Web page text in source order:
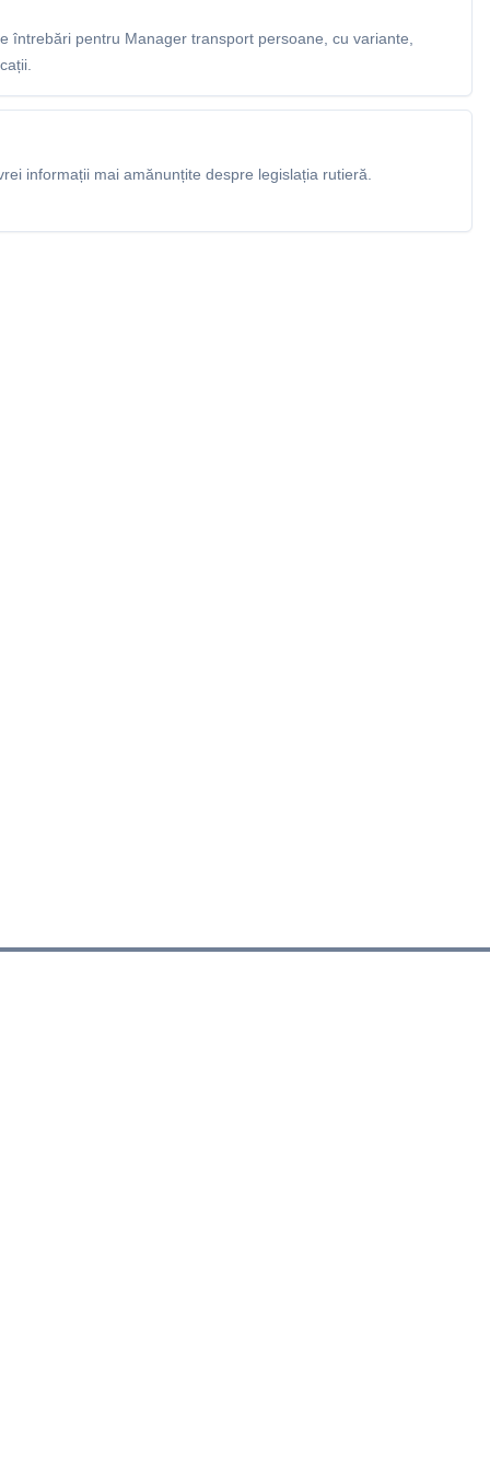
întrebări pentru Manager transport persoane, cu variante,
informații mai amănunțite despre legislația rutieră.